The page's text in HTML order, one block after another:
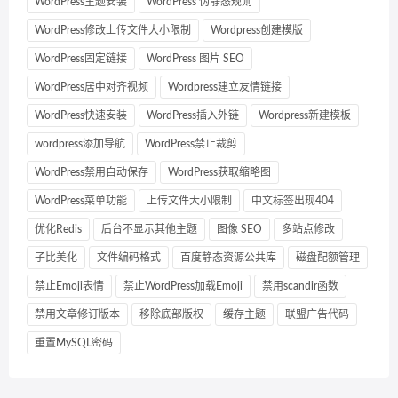
WordPress修改上传文件大小限制 Wordpress创建模版
WordPress固定链接 WordPress 图片 SEO
WordPress居中对齐视频 Wordpress建立友情链接
WordPress快速安装 WordPress插入外链 Wordpress新建模板
wordpress添加导航 WordPress禁止裁剪
WordPress禁用自动保存 WordPress获取缩略图
WordPress菜单功能 上传文件大小限制 中文标签出现404
优化Redis 后台不显示其他主题 图像 SEO 多站点修改
子比美化 文件编码格式 百度静态资源公共库 磁盘配额管理
禁止Emoji表情 禁止WordPress加载Emoji 禁用scandir函数
禁用文章修订版本 移除底部版权 缓存主题 联盟广告代码
重置MySQL密码